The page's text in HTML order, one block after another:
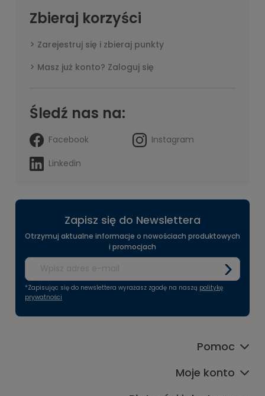
Zbieraj korzyści
Zarejestruj się i zbieraj punkty
Masz już konto? Zaloguj się
Śledź nas na:
Facebook
Instagram
Linkedin
Zapisz się do Newslettera
Otrzymuj aktualne informacje o nowościach produktowych
i promocjach
*Zapisując się do newslettera wyrażasz zgodę na naszą politykę
prywatności
Pomoc
Moje konto